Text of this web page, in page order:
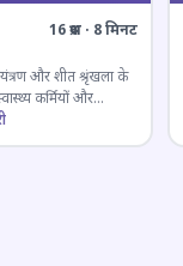
16 प्रश्न · 8 मिनट
और शीत श्रृंखला के
कर्मियों और